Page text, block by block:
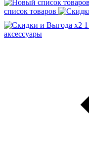
список товаров
аксессуары